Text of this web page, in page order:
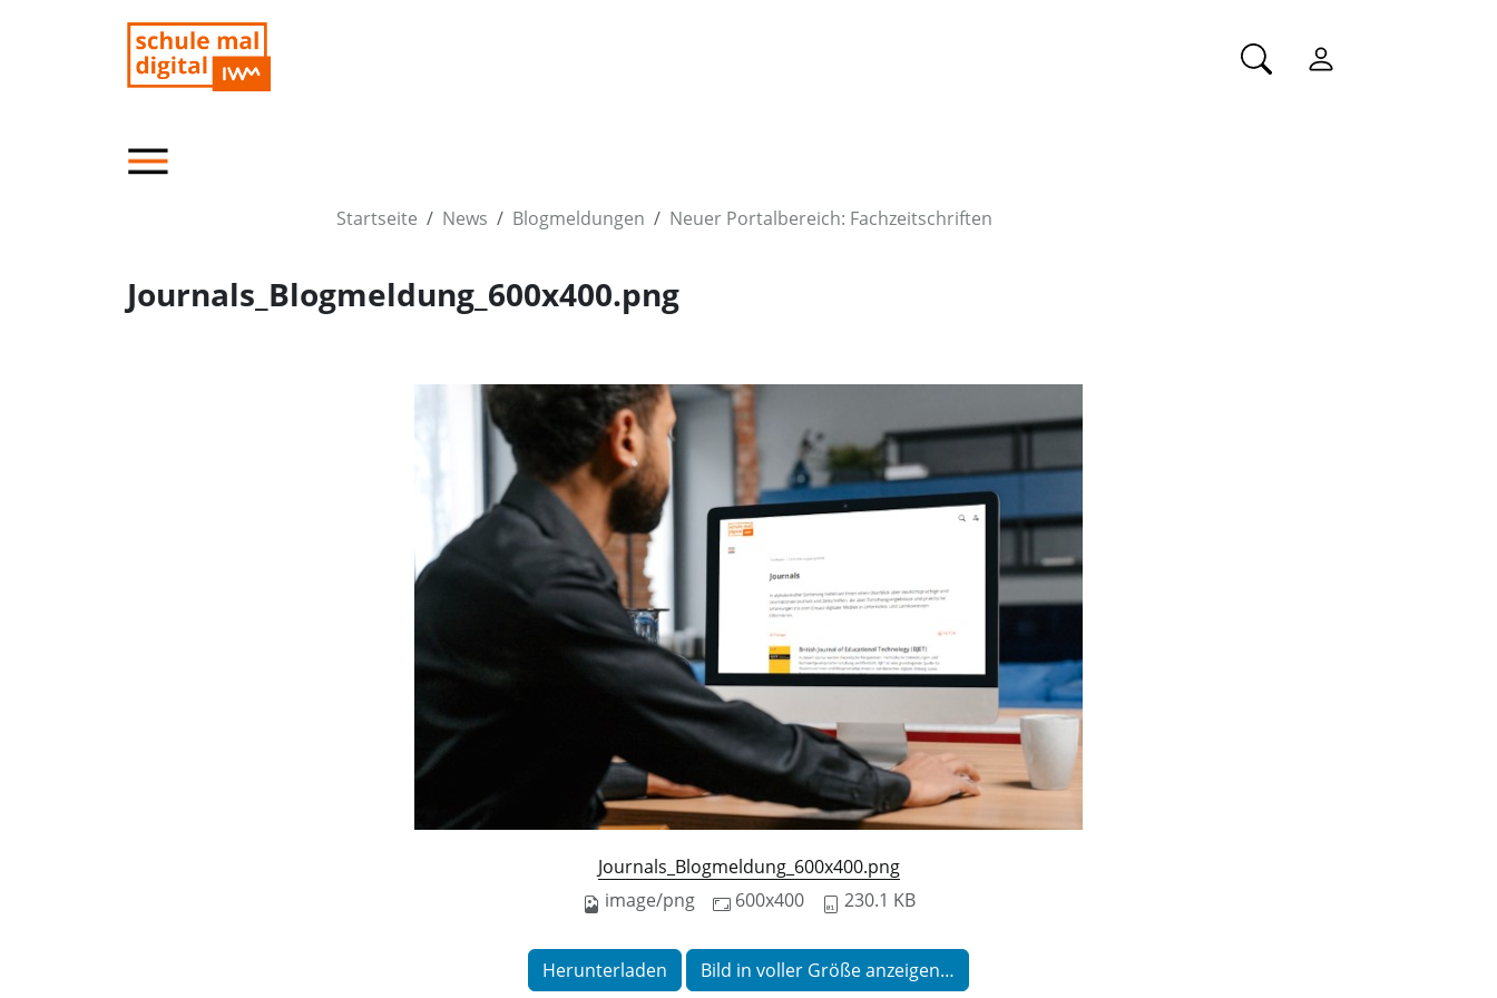
Startseite News Blogmeldungen Neuer Portalbereich: Fachzeitschriften
Journals_Blogmeldung_600x400.png
Journals_Blogmeldung_600x400.png
image/png
600x400 230.1 KB
Herunterladen Bild in voller Größe anzeigen…